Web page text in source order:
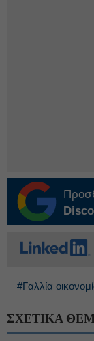
#Γαλλία
ΣΧΕΤΙΚΑ